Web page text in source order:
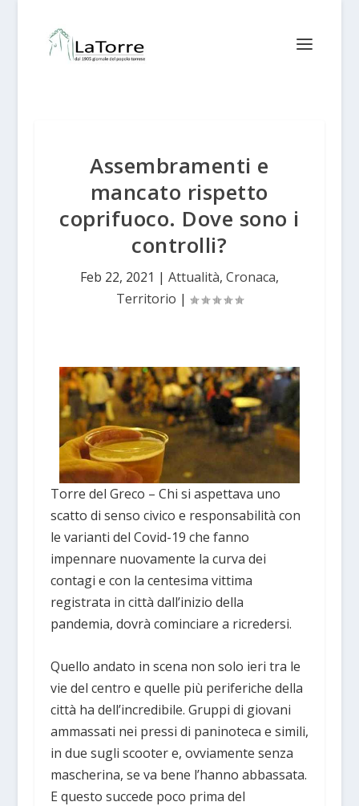
Assembramenti e
mancato rispetto
coprifuoco. Dove sono i
controlli?
Feb 22, 2021 | Attualità, Cronaca,
Territorio |
Torre del Greco – Chi si aspettava uno
scatto di senso civico e responsabilità con
le varianti del Covid-19 che fanno
impennare nuovamente la curva dei
contagi e con la centesima vittima
registrata in città dall’inizio della
pandemia, dovrà cominciare a ricredersi.
Quello andato in scena non solo ieri tra le
vie del centro e quelle più periferiche della
città ha dell’incredibile. Gruppi di giovani
ammassati nei pressi di paninoteca e simili,
in due sugli scooter e, ovviamente senza
mascherina, se va bene l’hanno abbassata.
E questo succede poco prima del